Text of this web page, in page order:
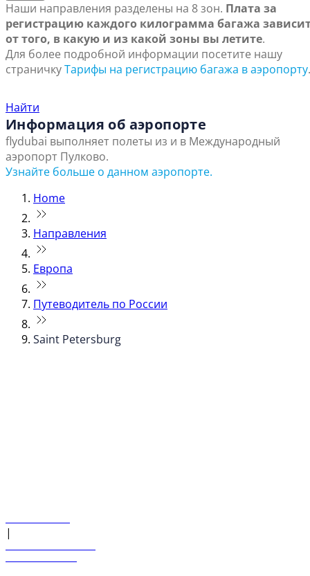
Наши направления разделены на 8 зон. Плата за
регистрацию каждого килограмма багажа
от того, в какую и из какой зоны вы летите.
Для более подробной информации посетите нашу
страничкуТарифы на регистрацию багажа в аэропорту.
Найти
Информация об аэропорте
flydubai выполняет полеты из и в Международный
аэропорт Пулково.
Узнайте больше о данном аэропорте.
Home
Направления
Европа
Путеводитель по России
Saint Petersburg
|